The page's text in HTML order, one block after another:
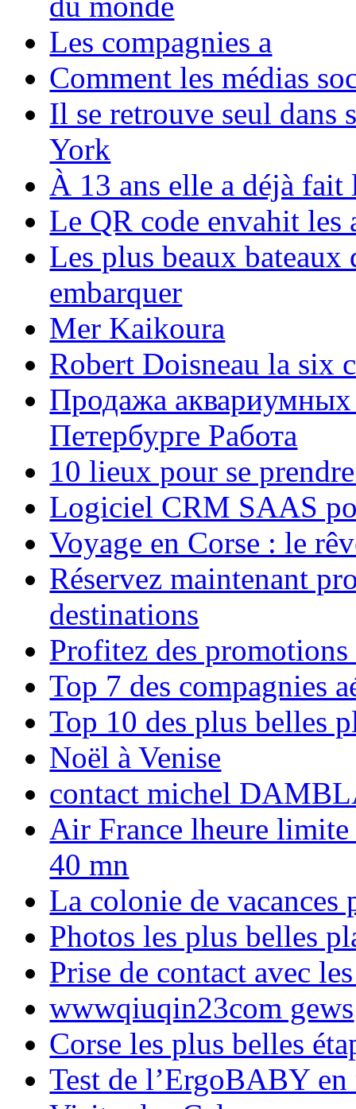
Les compagnies a
Comment les médias
Il se retrouve seul dans
York
À 13 ans elle a déjà
Le QR code envahit les
Les plus beaux bateaux
embarquer
Mer Kaikoura
Robert Doisneau la six
Продажа аквариумных
Петербурге Работа
10 lieux pour se
Logiciel CRM SAAS
Voyage en Corse : le
Réservez maintenant
destinations
Profitez des
Top 7 des compagnies
Top 10 des plus belles
Noël à Venise
contact michel
Air France lheure limite
40 mn
La colonie de vacances
Photos les plus belles
Prise de contact avec
wwwqiuqin23com gews
Corse les plus belles
Test de l’ErgoBABY en